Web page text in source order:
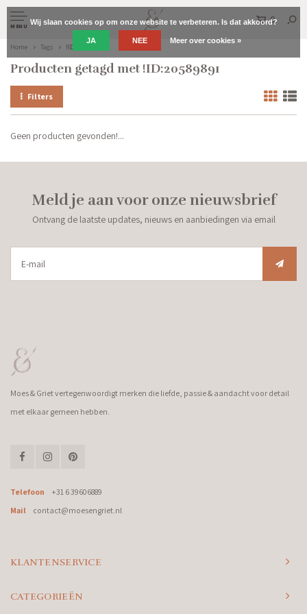
MENU
0
Home Tags !ID:20589891
Producten getagd met !ID:20589891
Filters
Geen producten gevonden!...
Meld je aan voor onze nieuwsbrief
Ontvang de laatste updates, nieuws en aanbiedingen via email
Moes & Griet vertegenwoordigt merken die liefde, passie & aandacht voor detail
met elkaar gemeen hebben.
Telefoon
+31 6 39606889
Mail
contact@moesengriet.nl
KLANTENSERVICE
CATEGORIEËN
Wij slaan cookies op om onze website te verbeteren. Is dat akkoord?
JA NEE Meer over cookies »